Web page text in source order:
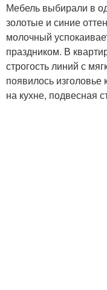
Мебель выбирали в
золотые и синие
молочный
праздником. В
строгость линий с
появилось
на кухне, подвесная